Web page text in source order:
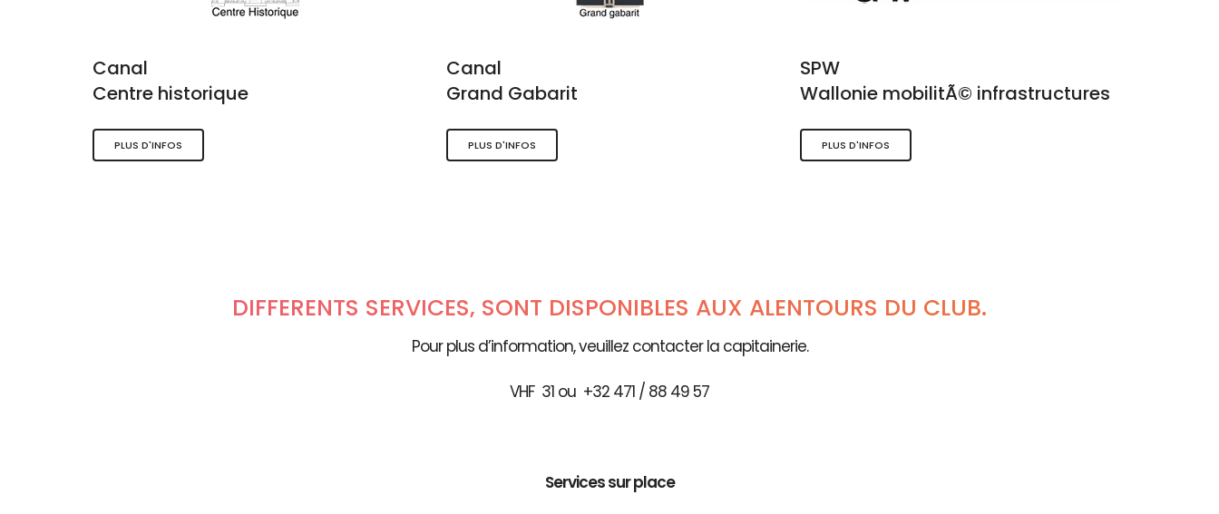
Canal
Centre historique
PLUS D'INFOS
Canal
Grand Gabarit
PLUS D'INFOS
SPW
Wallonie mobilitÃ© infrastructures
PLUS D'INFOS
DIFFÉRENTS SERVICES, SONT DISPONIBLES AUX ALENTOURS DU CLUB.
Pour plus d’information, veuillez contacter la capitainerie.
VHF 31 ou +32 471 / 88 49 57
Services sur place